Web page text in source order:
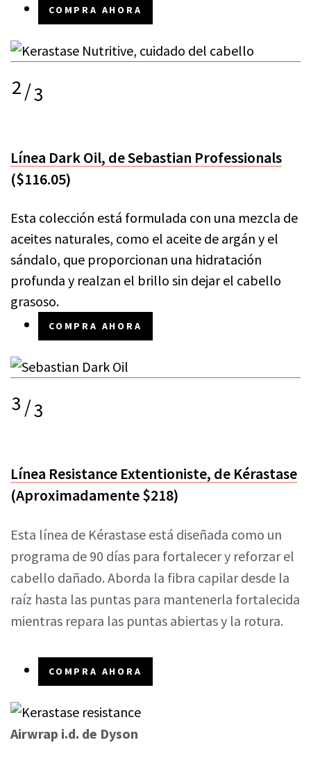
COMPRA AHORA
2/3
Línea Dark Oil, de Sebastian Professionals
($116.05)
Esta colección está formulada con una mezcla de
aceites naturales, como el aceite de argán y el
sándalo, que proporcionan una hidratación
profunda y realzan el brillo sin dejar el cabello
grasoso.
COMPRA AHORA
3/3
Línea Resistance Extentioniste, de Kérastase
(Aproximadamente $218)
Esta línea de Kérastase está diseñada como un
programa de 90 días para fortalecer y reforzar el
cabello dañado. Aborda la fibra capilar desde la
raíz hasta las puntas para mantenerla fortalecida
mientras repara las puntas abiertas y la rotura.
COMPRA AHORA
Airwrap i.d. de Dyson